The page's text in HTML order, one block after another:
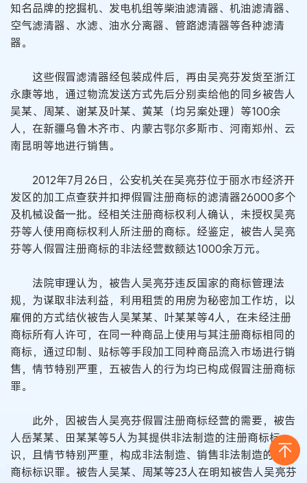
知名品牌的挖掘机、发电机组等柴油滤清器、机油滤清器、
空气滤清器、水滤、油水分离器、管路滤清器等各种滤清
器。
这些假冒滤清器经包装成件后，再由吴亮芬发货至浙江
永康等地，通过物流发送方式先后分别卖给他的同乡被告人
吴某、周某、谢某及叶某、黄某（均另案处理）等100余
人，在新疆乌鲁木齐市、内蒙古鄂尔多斯市、河南郑州、云
南昆明等地进行销售。
2012年7月26日，公安机关在吴亮芬位于丽水市经济开
发区的加工点查获并扣押假冒注册商标的滤清器26000多个
及机械设备一批。经相关注册商标权利人确认，未授权吴亮
芬等人使用商标权利人所注册的商标。经鉴定，被告人吴亮
芬等人假冒注册商标的非法经营数额达1000余万元。
法院审理认为，被告人吴亮芬违反国家的商标管理法
规，为谋取非法利益，利用租赁的用房为秘密加工作坊，以
雇佣的方式结伙被告人吴某某、叶某某等4人，在未经注册
商标所有人许可，在同一种商品上使用与其注册商标相同的
商标，通过印制、贴标等手段加工同种商品流入市场进行销
售，情节特别严重，五被告人的行为均已构成假冒注册商标
罪。
此外，因被告人吴亮芬假冒注册商标经营的需要，被告
人岳某某、田某某等5人为其提供非法制造的注册商标标
识，且情节特别严重，构成非法制造、销售非法制造的注册
商标标识罪。被告人吴某、周某等23人在明知被告人吴亮芬